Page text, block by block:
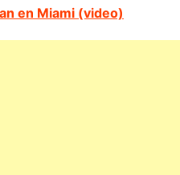
en Miami (video)